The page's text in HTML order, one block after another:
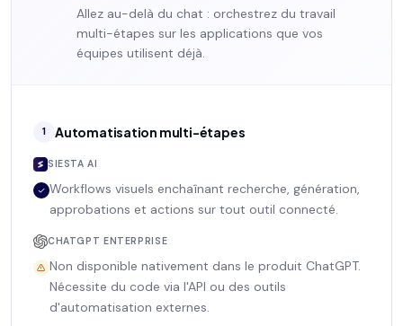
Allez au-delà du chat : orchestrez du travail
multi-étapes sur les applications que vos
équipes utilisent déjà.
1 Automatisation multi-étapes
SIESTA AI
Workflows visuels enchaînant recherche, génération,
approbations et actions sur tout outil connecté.
CHATGPT ENTERPRISE
Non disponible nativement dans le produit ChatGPT.
Nécessite du code via l'API ou des outils
d'automatisation externes.